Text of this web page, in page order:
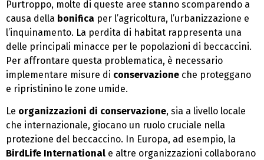
Purtroppo, molte di queste aree stanno scomparendo a
causa della bonifica per l’agricoltura, l’urbanizzazione e
l’inquinamento. La perdita di habitat rappresenta una
delle principali minacce per le popolazioni di beccaccini.
Per affrontare questa problematica, è necessario
implementare misure di conservazione che proteggano
e ripristinino le zone umide.
Le organizzazioni di conservazione, sia a livello locale
che internazionale, giocano un ruolo cruciale nella
protezione del beccaccino. In Europa, ad esempio, la
BirdLife International e altre organizzazioni collaborano